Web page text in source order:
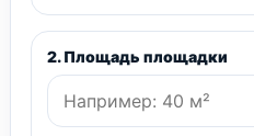
2. Площадь площадки